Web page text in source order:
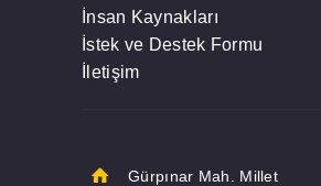
İnsan Kaynakları
İstek ve Destek Formu
İletişim
Gürpınar Mah. Millet